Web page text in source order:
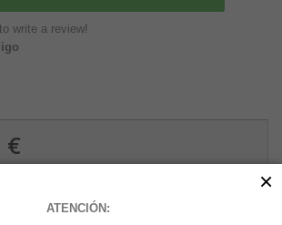
write a review!
€
ATENCIÓN:
×